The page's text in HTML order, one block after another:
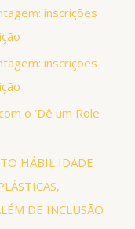
inscrições
inscrições
o ‘Dê um Role
HÁBIL IDADE
DE INCLUSÃO